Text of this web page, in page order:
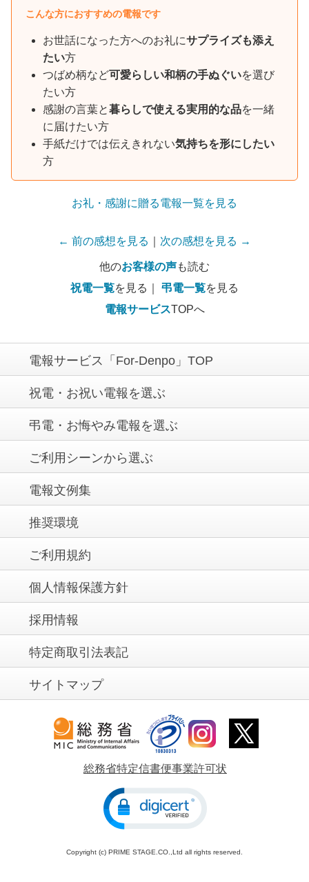
こんな方におすすめの電報です
お世話になった方へのお礼にサプライズも添え
たい方
つばめ柄など可愛らしい和柄の手ぬぐいを選び
たい方
感謝の言葉と暮らしで使える実用的な品を一緒
に届けたい方
手紙だけでは伝えきれない気持ちを形にしたい
方
お礼・感謝に贈る電報一覧を見る
← 前の感想を見る 次の感想を見る →
他のお客様の声も読む
祝電一覧を見る｜ 弔電一覧を見る
電報サービスTOPへ
電報サービス「For-Denpo」TOP
祝電・お祝い電報を選ぶ
弔電・お悔やみ電報を選ぶ
ご利用シーンから選ぶ
電報文例集
推奨環境
ご利用規約
個人情報保護方針
採用情報
特定商取引法表記
サイトマップ
総務省特定信書便事業許可状
Copyright (c) PRIME STAGE.CO.,Ltd all rights reserved.